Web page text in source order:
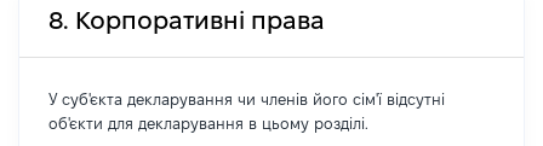
8. Корпоративні права
У суб'єкта декларування чи членів його сім'ї відсутні
об'єкти для декларування в цьому розділі.